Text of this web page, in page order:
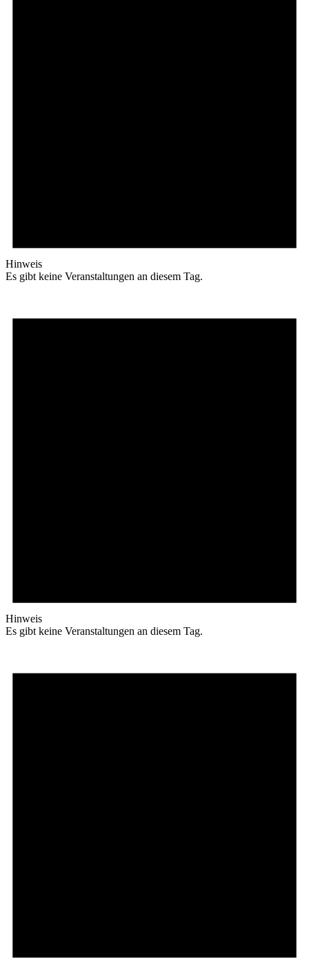
Hinweis
Es gibt keine Veranstaltungen an diesem Tag.
Hinweis
Es gibt keine Veranstaltungen an diesem Tag.